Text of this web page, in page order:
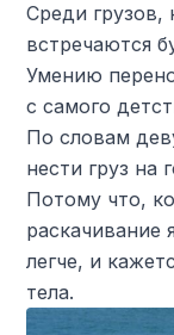
Среди грузов,
встречаются
Умению
с самого
По словам
нести груз на
Потому что,
раскачивание
легче, и
тела.